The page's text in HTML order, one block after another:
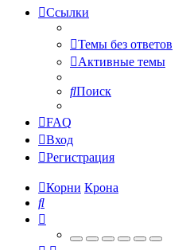
Ссылки
Темы без ответов
Активные темы
Поиск
FAQ
Вход
Регистрация
Корни Крона
Поиск